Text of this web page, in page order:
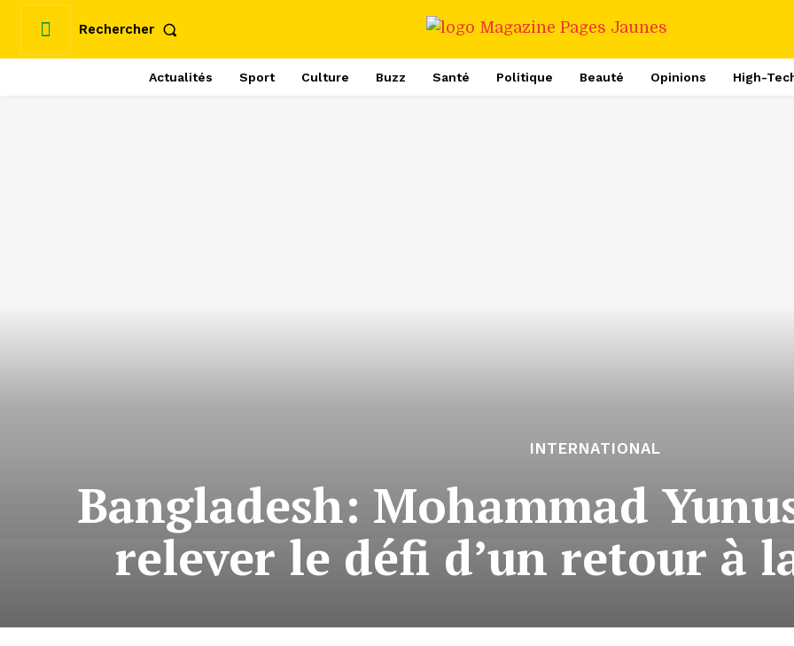
Rechercher
Actualités Sport Culture Buzz Santé Politique Beauté Opinions High-
INTERNATIONAL
Bangladesh: Mohammad
relever le défi d’un retour à